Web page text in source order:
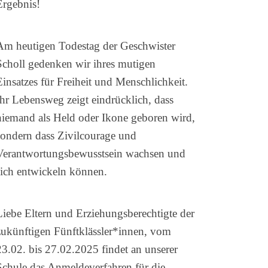
heutigen Todestag der Geschwister
gedenken wir ihres mutigen
für Freiheit und Menschlichkeit.
Lebensweg zeigt eindrücklich, dass
als Held oder Ikone geboren wird,
dass Zivilcourage und
wachsen und
entwickeln können.
Eltern und Erziehungsberechtigte der
Fünftklässler*innen, vom
bis 27.02.2025 findet an unserer